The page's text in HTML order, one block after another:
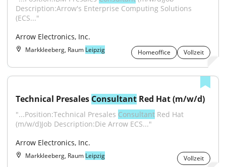
Description:Arrow's Enterprise Computing Solutions
(ECS..."
Arrow Electronics, Inc.
Markkleeberg, Raum Leipzig Homeoffice Vollzeit
Technical Presales Consultant Red Hat (m/w/d)
"...Position:Technical Presales Consultant Red Hat
(m/w/d)Job Description:Die Arrow ECS..."
Arrow Electronics, Inc.
Markkleeberg, Raum Leipzig Vollzeit